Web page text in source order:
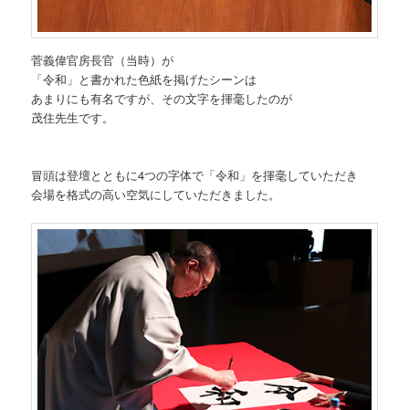
菅義偉官房長官（当時）が
「令和」と書かれた色紙を掲げたシーンは
あまりにも有名ですが、その文字を揮毫したのが
茂住先生です。
冒頭は登壇とともに4つの字体で「令和」を揮毫していただき
会場を格式の高い空気にしていただきました。